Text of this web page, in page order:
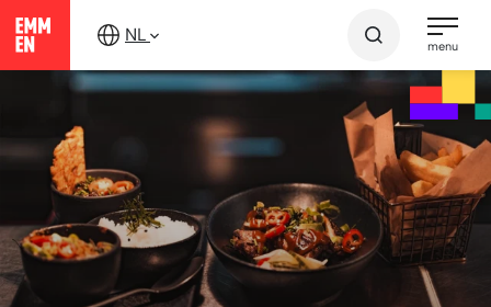
Verder
naar
content
NL
menu
Ontdek Emmen Eten en drinken Streetfood Emmen